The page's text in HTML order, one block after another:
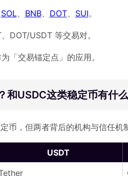
SOL、 BNB、 DOT、 SUI。
DOT/USDT 等交易对。
「交易锚定点」的应用。
和USDC这类稳定币有什
币，但两者背后的机构与信任机
USDT